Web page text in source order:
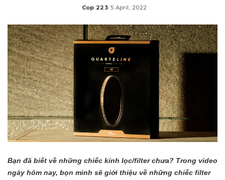
Posted
Cop 223 5 April, 2022
Bạn đã biết về những chiếc kính lọc/filter chưa? Trong video
ngày hôm nay, bọn mình sẽ giới thiệu về những chiếc filter